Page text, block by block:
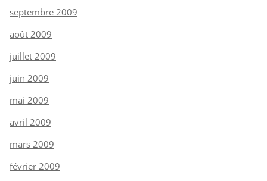
septembre 2009
août 2009
juillet 2009
juin 2009
mai 2009
avril 2009
mars 2009
février 2009